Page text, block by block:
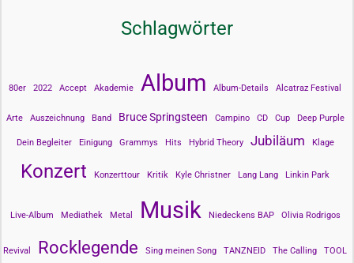
Schlagwörter
80er 2022 Accept Akademie Album Album-Details Alcatraz Festival
Arte Auszeichnung Band Bruce Springsteen Campino CD Cup Deep Purple
Dein Begleiter Einigung Grammys Hits Hybrid Theory Jubiläum Klage
Konzert Konzerttour Kritik Kyle Christner Lang Lang Linkin Park
Live-Album Mediathek Metal Musik Niedeckens BAP Olivia Rodrigos
Revival Rocklegende Sing meinen Song TANZNEID The Calling TOOL